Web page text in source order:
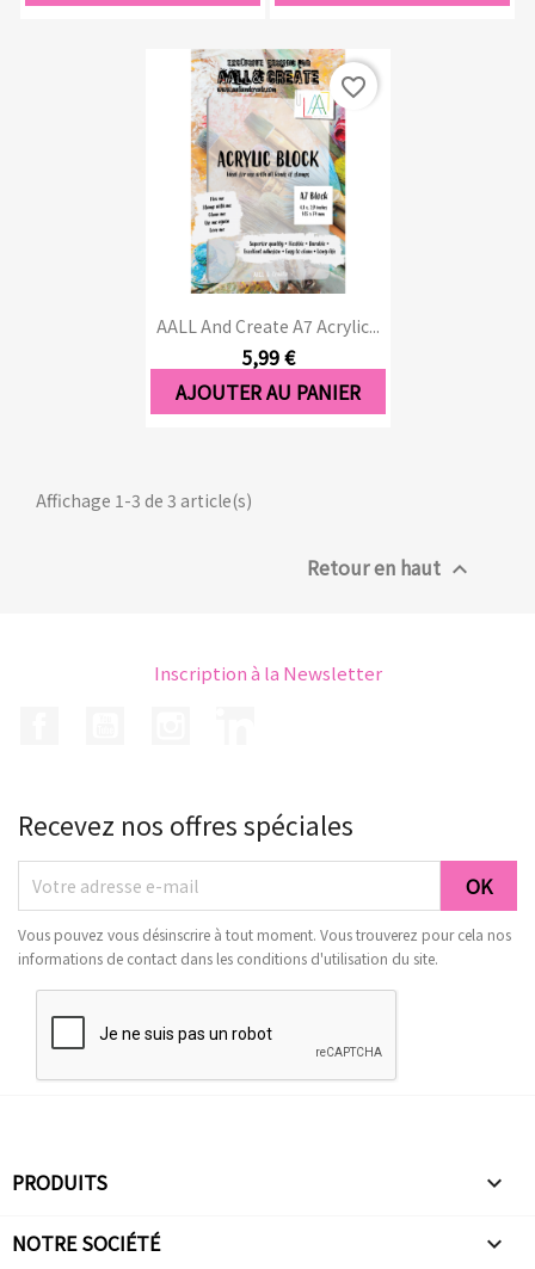
AALL And Create A7 Acrylic...
5,99 €
AJOUTER AU PANIER
favorite_border
Affichage 1-3 de 3 article(s)
Retour en haut 
Inscription à la Newsletter
Recevez nos offres spéciales
Vous pouvez vous désinscrire à tout moment. Vous trouverez pour cela nos
informations de contact dans les conditions d'utilisation du site.
PRODUITS 
NOTRE SOCIÉTÉ 